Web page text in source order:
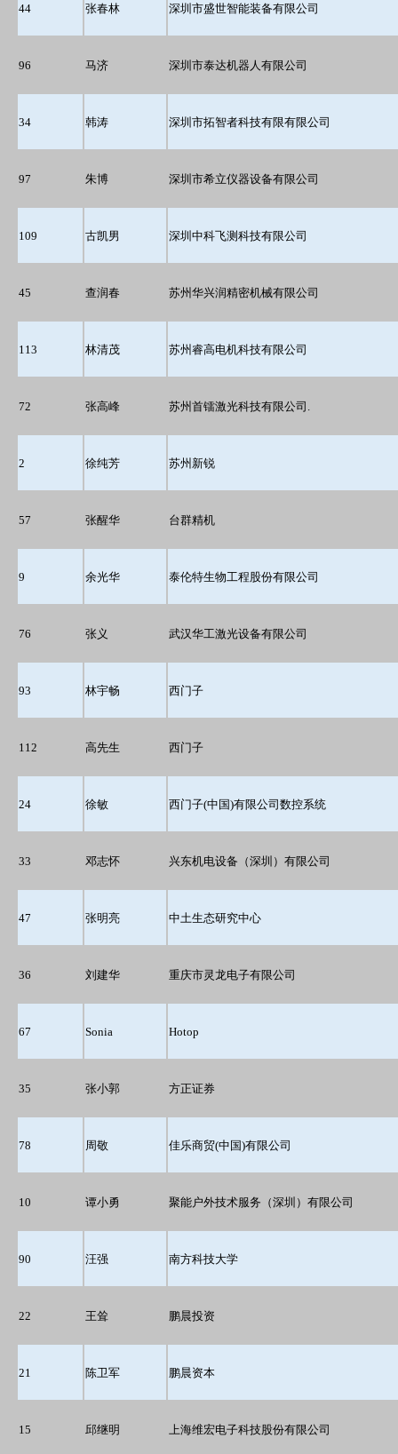
44 张春林 深圳市盛世智能装备有限公司
96 马济 深圳市泰达机器人有限公司
34 韩涛 深圳市拓智者科技有限有限公司
97 朱博 深圳市希立仪器设备有限公司
109 古凯男 深圳中科飞测科技有限公司
45 查润春 苏州华兴润精密机械有限公司
113 林清茂 苏州睿高电机科技有限公司
72 张高峰 苏州首镭激光科技有限公司.
2 徐纯芳 苏州新锐
57 张醒华 台群精机
9 余光华 泰伦特生物工程股份有限公司
76 张义 武汉华工激光设备有限公司
93 林宇畅 西门子
112 高先生 西门子
24 徐敏 西门子(中国)有限公司数控系统
33 邓志怀 兴东机电设备（深圳）有限公司
47 张明亮 中土生态研究中心
36 刘建华 重庆市灵龙电子有限公司
67 Sonia Hotop
35 张小郭 方正证券
78 周敬 佳乐商贸(中国)有限公司
10 谭小勇 聚能户外技术服务（深圳）有限公司
90 汪强 南方科技大学
22 王耸 鹏晨投资
21 陈卫军 鹏晨资本
15 邱继明 上海维宏电子科技股份有限公司